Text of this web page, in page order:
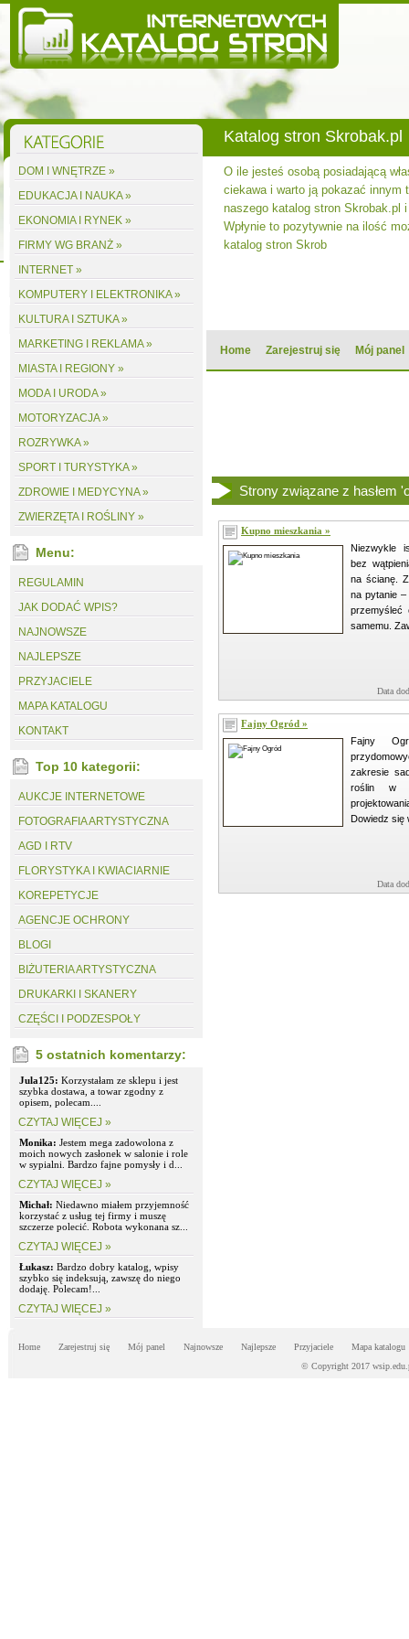
Katalog stron Skrobak.pl
O ile jesteś osobą posiadającą
ciekawa i warto ją pokazać innym
naszego katalog stron Skrobak.pl
Wpłynie to pozytywnie na ilość
katalog stron Skrob
Home Zarejestruj się Mój panel
DOM I WNĘTRZE »
EDUKACJA I NAUKA »
EKONOMIA I RYNEK »
FIRMY WG BRANŻ »
INTERNET »
KOMPUTERY I ELEKTRONIKA »
KULTURA I SZTUKA »
MARKETING I REKLAMA »
MIASTA I REGIONY »
MODA I URODA »
MOTORYZACJA »
ROZRYWKA »
SPORT I TURYSTYKA »
ZDROWIE I MEDYCYNA »
ZWIERZĘTA I ROŚLINY »
Menu:
REGULAMIN
JAK DODAĆ WPIS?
NAJNOWSZE
NAJLEPSZE
PRZYJACIELE
MAPA KATALOGU
KONTAKT
Top 10 kategorii:
AUKCJE INTERNETOWE
FOTOGRAFIA ARTYSTYCZNA
AGD I RTV
FLORYSTYKA I KWIACIARNIE
KOREPETYCJE
AGENCJE OCHRONY
BLOGI
BIŻUTERIA ARTYSTYCZNA
DRUKARKI I SKANERY
CZĘŚCI I PODZESPOŁY
5 ostatnich komentarzy:
Jula125: Korzystałam ze sklepu i jest
szybka dostawa, a towar zgodny z
opisem, polecam....
CZYTAJ WIĘCEJ »
Monika: Jestem mega zadowolona z
moich nowych zasłonek w salonie i role
w sypialni. Bardzo fajne pomysły i d...
CZYTAJ WIĘCEJ »
Michał: Niedawno miałem przyjemność
korzystać z usług tej firmy i muszę
szczerze polecić. Robota wykonana sz...
CZYTAJ WIĘCEJ »
Łukasz: Bardzo dobry katalog, wpisy
szybko się indeksują, zawszę do niego
dodaję. Polecam!...
CZYTAJ WIĘCEJ »
Strony związane z hasłem
Kupno mieszkania »
Niezwykle
bez
na ścianę.
na pytanie
samemu.
Data
Fajny Ogród »
Fajny
zakresie
roślin w
Dowiedz się
Data
Home Zarejestruj się Mój panel Najnowsze Najlepsze Przyjaciele
Mapa katalogu
© Copyright 2017